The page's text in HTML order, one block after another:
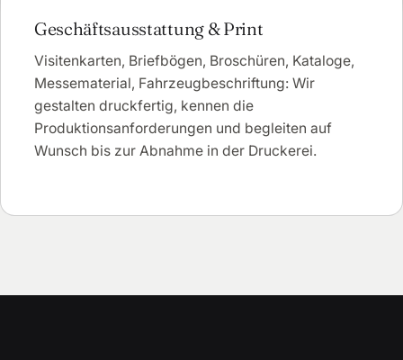
Geschäftsausstattung & Print
Visitenkarten, Briefbögen, Broschüren, Kataloge,
Messematerial, Fahrzeugbeschriftung: Wir
gestalten druckfertig, kennen die
Produktionsanforderungen und begleiten auf
Wunsch bis zur Abnahme in der Druckerei.